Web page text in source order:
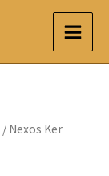
/ Nexos Ker